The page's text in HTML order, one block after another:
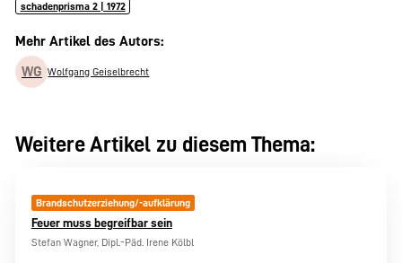
schadenprisma 2 | 1972
Mehr Artikel des Autors:
WG Wolfgang Geiselbrecht
Weitere Artikel zu diesem Thema:
Brandschutzerziehung/-aufklärung
Feuer muss begreifbar sein
Stefan Wagner, Dipl.-Päd. Irene Kölbl